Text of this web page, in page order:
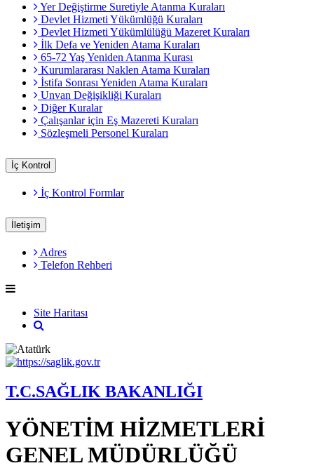
Yer Değiştirme Suretiyle Atanma Kuraları
Devlet Hizmeti Yükümlüğü Kuraları
Devlet Hizmeti Yükümlülüğü Mazeret Kuraları
İlk Defa ve Yeniden Atama Kuraları
65-72 Yaş Yeniden Atanma Kurası
Kurumlararası Naklen Atama Kuraları
İstifa Sonrası Yeniden Atama Kuraları
Unvan Değişikliği Kuraları
Diğer Kuralar
Çalışanlar için Eş Mazereti Kuraları
Sözleşmeli Personel Kuraları
İç Kontrol
İç Kontrol Formlar
İletişim
Adres
Telefon Rehberi
Site Haritası
T.C.SAĞLIK BAKANLIĞI
YÖNETİM HİZMETLERİ
GENEL MÜDÜRLÜĞÜ